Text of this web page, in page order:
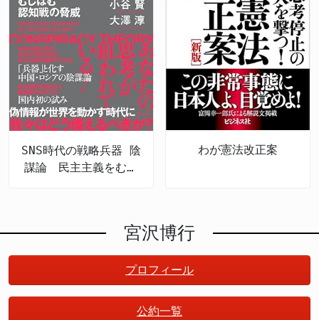
SNS時代の戦略兵器 陰
謀論 民主主義をむし
わが憲法改正案
宮沢博行
プロフィール
公約一覧